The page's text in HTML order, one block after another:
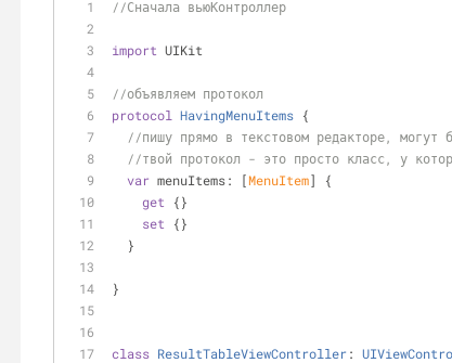
//Сначала вьюКонтроллер
import UIKit
//объявляем протокол
protocol HavingMenuItems {
//пишу прямо в текстовом редакторе, могут
//твой протокол - это просто класс, у
var menuItems: [MenuItem] {
get {}
set {}
  }
}
class ResultTableViewController: